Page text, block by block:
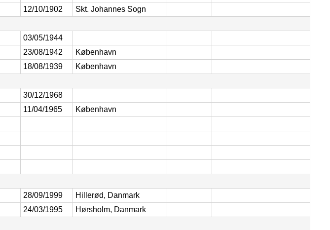
12/10/1902
Skt. Johannes Sogn
03/05/1944
23/08/1942
København
18/08/1939
København
30/12/1968
11/04/1965
København
28/09/1999
Hillerød, Danmark
24/03/1995
Hørsholm, Danmark